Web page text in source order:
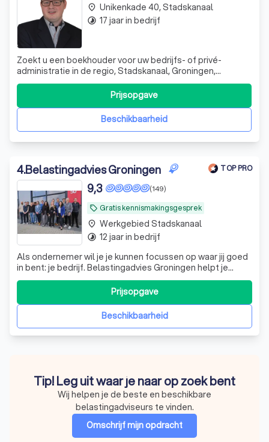
Zoekt u een boekhouder voor uw bedrijfs- of privé-
administratie in de regio, Stadskanaal, Groningen,
Winschoten, Assen en Emmen? Voor uw
bedrijfsadministratie en adviezen over uw bedrijfsvoering
bent u bij ons op het juiste adres. U bent jaarlijks verplicht
om uw aangifte inkomstenbelasting bij de B
Beschikbaarheid
Prijsopgave
place Unikenkade 40, Stadskanaal
timelapse 17 jaar in bedrijf
4.Belastingadvies Groningen TOP PRO
local_offer Gratis kennismakingsgesprek
(149)
9,3
Als ondernemer wil je je kunnen focussen op waar jij goed
in bent: je bedrijf. Belastingadvies Groningen helpt je
daarbij. Wij zijn een klein team met specialisten in
belastingaangiften, fiscaal recht, bedrijfsadministratie en
financiële dienstverlening. Veel MKB’ers schakelen ons in
voor hulp bij
Beschikbaarheid
Prijsopgave
place Werkgebied Stadskanaal
timelapse 12 jaar in bedrijf
Tip! Leg uit waar je naar op zoek bent
Wij helpen je de beste en beschikbare
belastingadviseurs te vinden.
Omschrijf mijn opdracht